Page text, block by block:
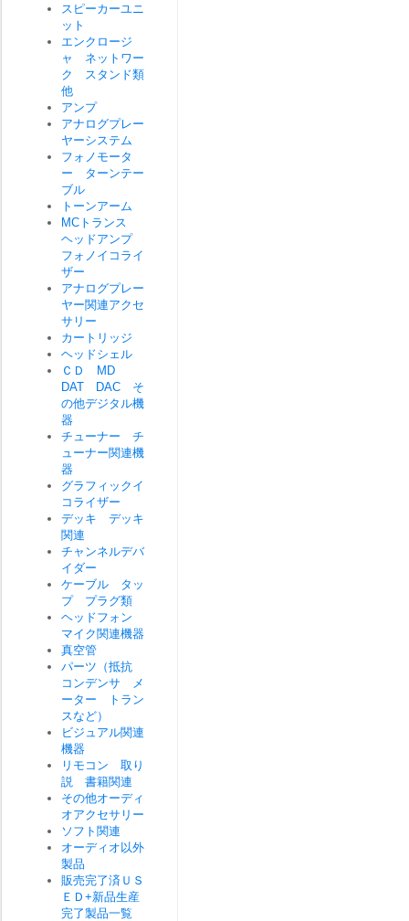
スピーカーユニ
ット
エンクロージ
ャ ネットワー
ク スタンド類
他
アンプ
アナログプレー
ヤーシステム
フォノモータ
ー ターンテー
ブル
トーンアーム
MCトランス
ヘッドアンプ
フォノイコライ
ザー
アナログプレー
ヤー関連アクセ
サリー
カートリッジ
ヘッドシェル
ＣＤ MD
DAT DAC そ
の他デジタル機
器
チューナー チ
ューナー関連機
器
グラフィックイ
コライザー
デッキ デッキ
関連
チャンネルデバ
イダー
ケーブル タッ
プ プラグ類
ヘッドフォン
マイク関連機器
真空管
パーツ（抵抗
コンデンサ メ
ーター トラン
スなど）
ビジュアル関連
機器
リモコン 取り
説 書籍関連
その他オーディ
オアクセサリー
ソフト関連
オーディオ以外
製品
販売完了済ＵＳ
ＥＤ+新品生産
完了製品一覧